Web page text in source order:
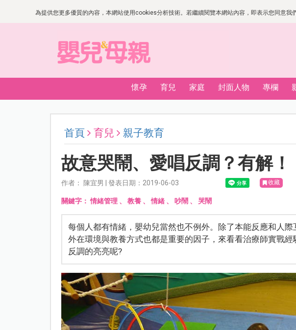
為提供您更多優質的內容，本網站使用cookies分析技術。若繼續閱覽本網站內容，即表示您同意
懷孕 育兒 家庭 封面人物 專欄
首頁 育兒 親子教育
故意哭鬧、愛唱反調？有解！
作者： 陳宜男 | 發表日期：2019-06-03 收藏
關鍵字：情緒管理、 教養、情緒、 吵鬧 、 哭鬧
每個人都有情緒，嬰幼兒當然也不例外。除了本能反應和人際
外在環境與教養方式也都是重要的因子，來看看治療師實戰
反調的亮亮呢?